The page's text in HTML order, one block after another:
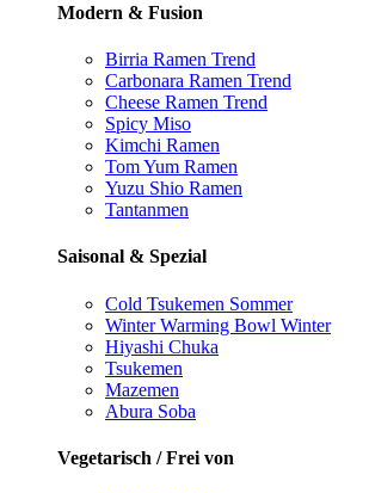
Modern & Fusion
Birria Ramen Trend
Carbonara Ramen Trend
Cheese Ramen Trend
Spicy Miso
Kimchi Ramen
Tom Yum Ramen
Yuzu Shio Ramen
Tantanmen
Saisonal & Spezial
Cold Tsukemen Sommer
Winter Warming Bowl Winter
Hiyashi Chuka
Tsukemen
Mazemen
Abura Soba
Vegetarisch / Frei von